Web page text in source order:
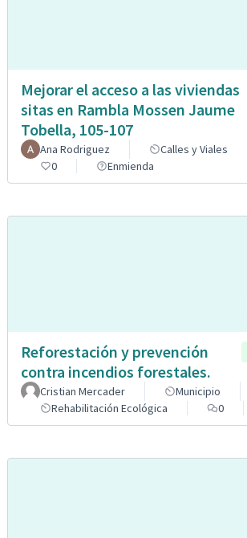
Mejorar el acceso a las viviendas
sitas en Rambla Mossen Jaume
Tobella, 105-107
Ana Rodriguez Calles y Viales
0
Enmienda
Reforestación y prevención
contra incendios forestales.
Cristian Mercader
Municipio
Rehabilitación Ecológica
0